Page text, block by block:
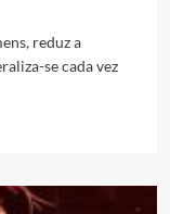
reduz a
se cada vez